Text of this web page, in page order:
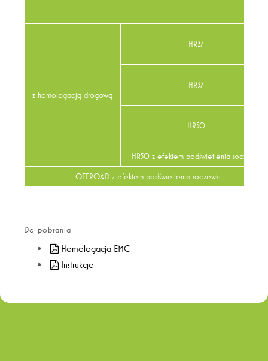
z homologacją drogową
HR27
HR37
HR50
HR50 z efektem podświetlenia soczewki
OFFROAD z efektem podświetlenia soczewki
Do pobrania
Homologacja EMC
Instrukcje